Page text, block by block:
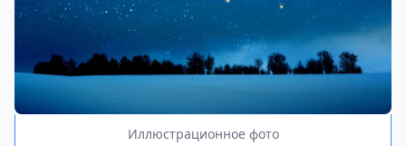
Иллюстрационное фото